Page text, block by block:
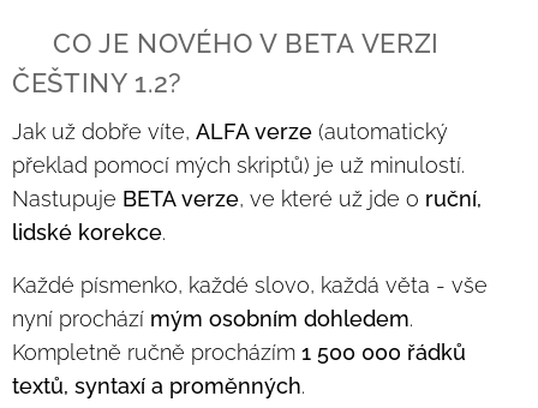
🆕 CO JE NOVÉHO V BETA VERZI
ČEŠTINY 1.2?
Jak už dobře víte, ALFA verze (automatický
překlad pomocí mých skriptů) je už minulostí.
Nastupuje BETA verze, ve které už jde o ruční,
lidské korekce.
Každé písmenko, každé slovo, každá věta - vše
nyní prochází mým osobním dohledem.
Kompletně ručně procházím 1 500 000 řádků
textů, syntaxí a proměnných.